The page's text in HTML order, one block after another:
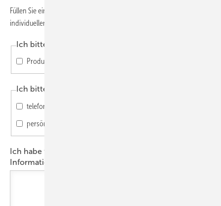
Füllen Sie einfach das Formular aus und beschreiben Sie bei einer
individuellen Anfrage möglichst konkret Ihr Anliegen.
Ich bitte um Zusendung von
Produktdatenblättern
Ich bitte um einen Beratungstermin
telefonisch
persönlich
Ich habe folgendes Projekt und bitte um ausführliche
Informationen: